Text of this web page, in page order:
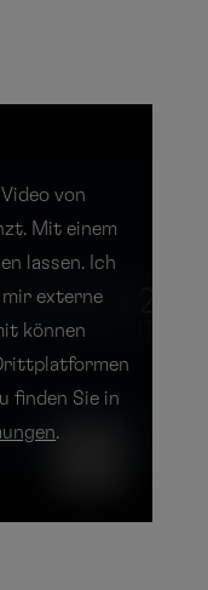
von
Mit einem
lassen. Ich
mir externe
können
finden Sie in
.